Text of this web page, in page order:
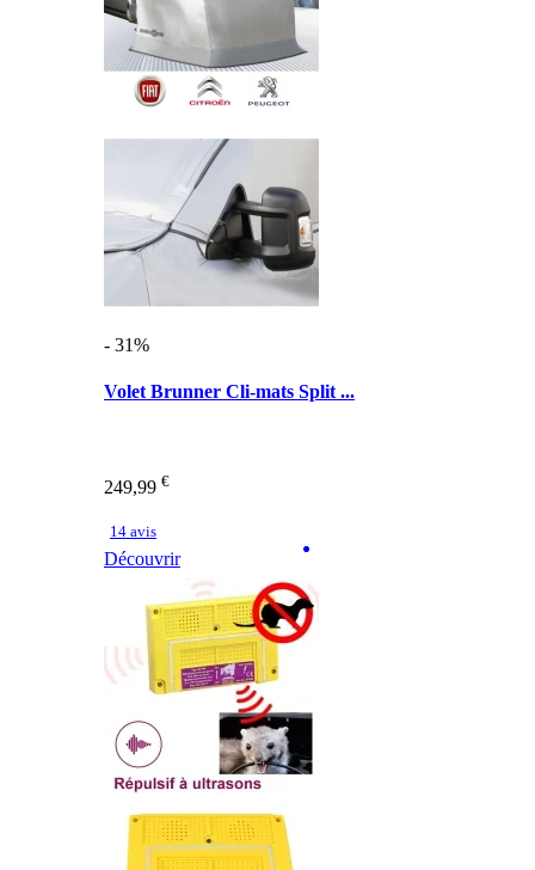
- 31%
Volet Brunner Cli-mats Split ...
249,99 €
14 avis
Découvrir